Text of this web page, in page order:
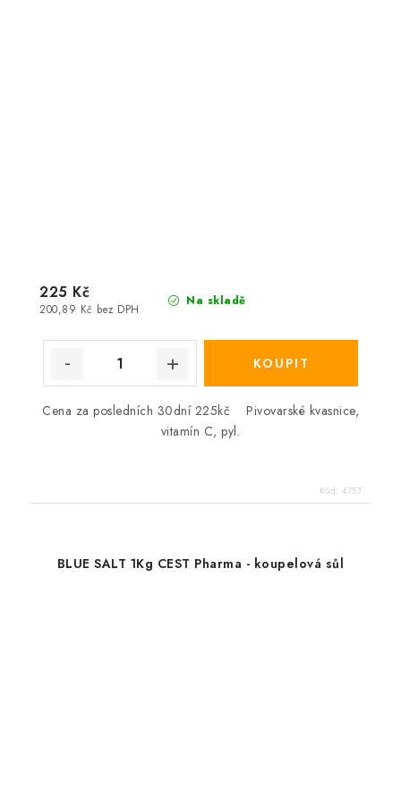
Na skladě
200,89 Kč bez DPH
225 Kč
Cena za posledních 30dní 225kč Pivovarské kvasnice,
vitamín C, pyl.
Kód: 4757
BLUE SALT 1Kg CEST Pharma - koupelová sůl